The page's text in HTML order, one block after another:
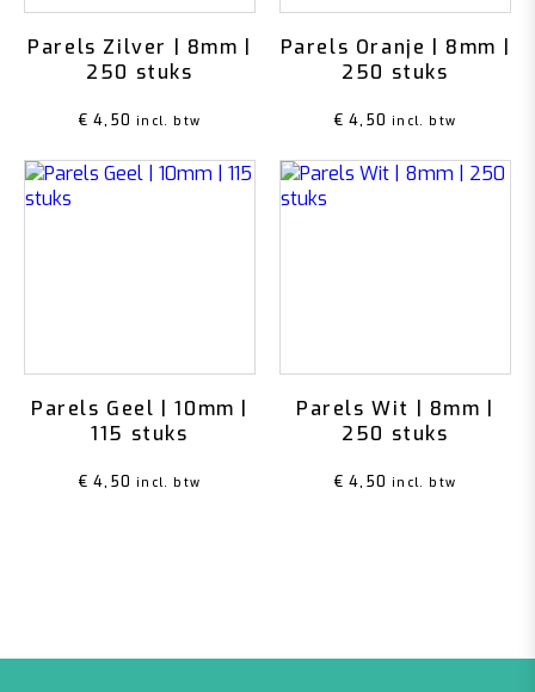
Parels Zilver | 8mm |
250 stuks
€ 4,50 incl. btw
Parels Oranje | 8mm |
250 stuks
€ 4,50 incl. btw
Parels Geel | 10mm |
115 stuks
€ 4,50 incl. btw
Parels Wit | 8mm |
250 stuks
€ 4,50 incl. btw